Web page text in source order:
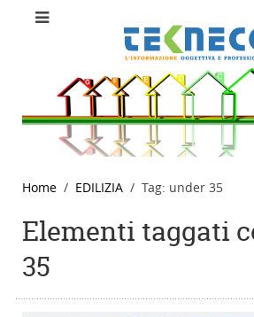
Home EDILIZIA Tag: under 35
Elementi taggati
35